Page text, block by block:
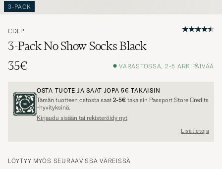
3-PACK
CDLP
3-Pack No Show Socks Black
35€
VARASTOSSA, 2-5 ARKIPÄIVÄÄ
OSTA TUOTE JA SAAT JOPA5€ TAKAISIN
Tämän tuotteen ostosta saat 2-5€ takaisin Passport Store Credits
-hyvityksinä.
Kirjaudu sisään tai rekisteröidy nyt
Lisätietoja
LÖYTYY MYÖS SEURAAVISSA VÄREISSÄ